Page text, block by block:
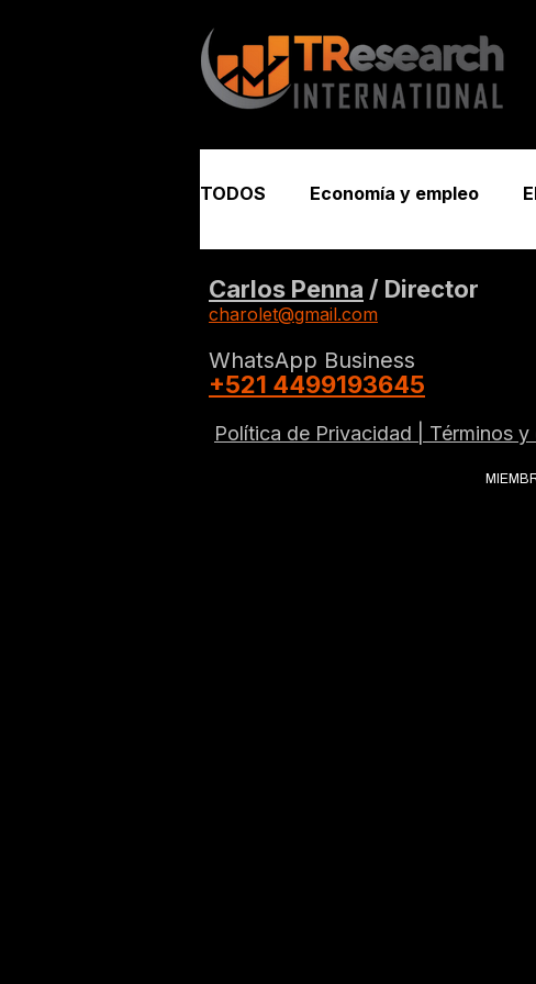
TODOS Economía y empleo
Seguridad y justicia
Carlos Penna / Director
charolet@gmail.com
WhatsApp Business
+521 4499193645
Política de Privacidad | Términos